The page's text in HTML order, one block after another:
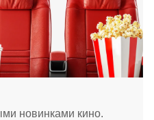
новинками кино.